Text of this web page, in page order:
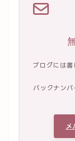
ブログには
バックナン
メ